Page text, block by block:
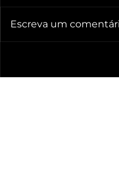
já ganhou PRESIDÊNCIA no
Escreva um